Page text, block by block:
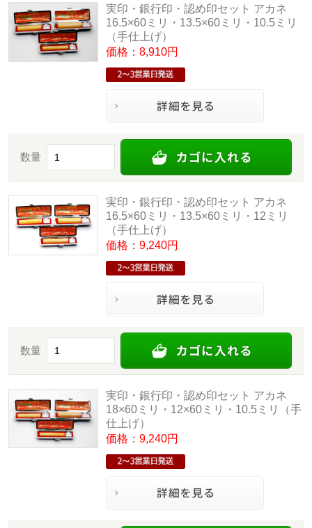
実印・銀行印・認め印セット アカネ
16.5×60ミリ・13.5×60ミリ・10.5ミリ
（手仕上げ）
価格：8,910円
数量
実印・銀行印・認め印セット アカネ
16.5×60ミリ・13.5×60ミリ・12ミリ
（手仕上げ）
価格：9,240円
数量
実印・銀行印・認め印セット アカネ
18×60ミリ・12×60ミリ・10.5ミリ（手
仕上げ）
価格：9,240円